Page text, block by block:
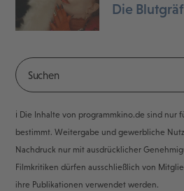
Die
ℹ️ Die Inhalte von programmkino.de sind nur
bestimmt. Weitergabe und gewerbliche
Nachdruck nur mit ausdrücklicher
Filmkritiken dürfen ausschließlich von
ihre Publikationen verwendet werden.